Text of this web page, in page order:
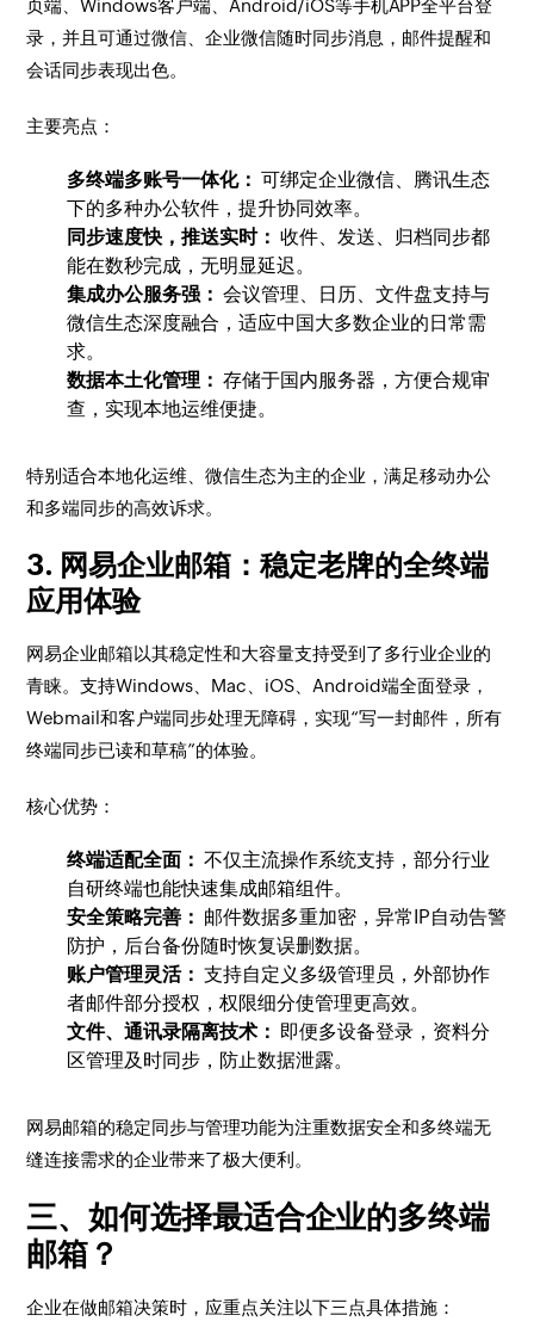
页端、Windows客户端、Android/iOS等手机APP全平台登
录，并且可通过微信、企业微信随时同步消息，邮件提醒和
会话同步表现出色。
主要亮点：
多终端多账号一体化： 可绑定企业微信、腾讯生态
下的多种办公软件，提升协同效率。
同步速度快，推送实时： 收件、发送、归档同步都
能在数秒完成，无明显延迟。
集成办公服务强： 会议管理、日历、文件盘支持与
微信生态深度融合，适应中国大多数企业的日常需
求。
数据本土化管理： 存储于国内服务器，方便合规审
查，实现本地运维便捷。
特别适合本地化运维、微信生态为主的企业，满足移动办公
和多端同步的高效诉求。
3. 网易企业邮箱：稳定老牌的全终端
应用体验
网易企业邮箱以其稳定性和大容量支持受到了多行业企业的
青睐。支持Windows、Mac、iOS、Android端全面登录，
Webmail和客户端同步处理无障碍，实现“写一封邮件，所有
终端同步已读和草稿”的体验。
核心优势：
终端适配全面： 不仅主流操作系统支持，部分行业
自研终端也能快速集成邮箱组件。
安全策略完善： 邮件数据多重加密，异常IP自动告警
防护，后台备份随时恢复误删数据。
账户管理灵活： 支持自定义多级管理员，外部协作
者邮件部分授权，权限细分使管理更高效。
文件、通讯录隔离技术： 即便多设备登录，资料分
区管理及时同步，防止数据泄露。
网易邮箱的稳定同步与管理功能为注重数据安全和多终端无
缝连接需求的企业带来了极大便利。
三、如何选择最适合企业的多终端
邮箱？
企业在做邮箱决策时，应重点关注以下三点具体措施：